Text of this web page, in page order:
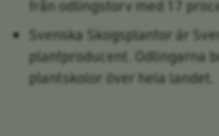
från odlingstorv med 17
Svenska Skogsplantor är
plantproducent. Odlingarna
plantskolor över hela landet.